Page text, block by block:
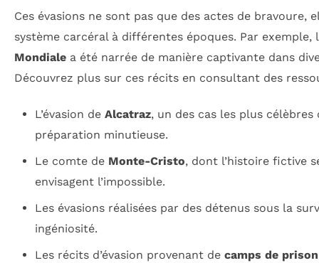
Ces évasions ne sont pas que des actes de
système carcéral à différentes époques. Par
Mondiale a été narrée de manière captivante dans
Découvrez plus sur ces récits en consultant des
L’évasion de Alcatraz, un des cas les plus
préparation minutieuse.
Le comte de Monte-Cristo, dont l’histoire fictive
envisagent l’impossible.
Les évasions réalisées par des détenus sous la
ingéniosité.
Les récits d’évasion provenant de camps de